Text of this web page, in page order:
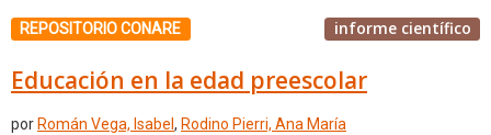
REPOSITORIO CONARE informe científico
Educación en la edad preescolar
por Román Vega, Isabel , Rodino Pierri, Ana María